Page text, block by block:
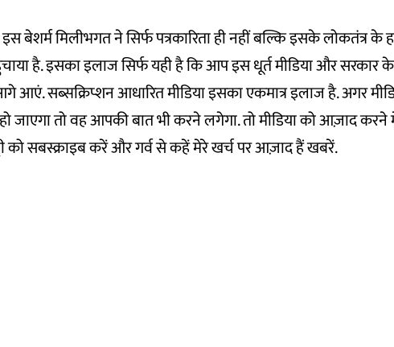
बेशर्म मिलीभगत ने सिर्फ पत्रकारिता ही नहीं बल्कि इसके लोकतंत्र के
है. इसका इलाज सिर्फ यही है कि आप इस धूर्त मीडिया और सरकार के
सब्सक्रिप्शन आधारित मीडिया इसका एकमात्र इलाज है. अगर
तो वह आपकी बात भी करने लगेगा. तो मीडिया को आज़ाद करने
को सबस्क्राइब करें और गर्व से कहें मेरे खर्च पर आज़ाद हैं खबरें.